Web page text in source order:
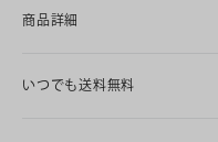
商品詳細
いつでも送料無料